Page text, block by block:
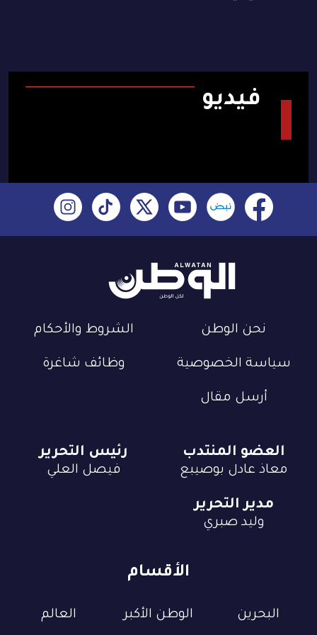
فيديو
نحن الوطن الشروط والأحكام
سياسة الخصوصية وظائف شاغرة
أرسل مقال
الأقسام
البحرين الوطن الأكبر العالم
العضو المنتدب
معاذ عادل بوصيبع
رئيس التحرير
فيصل العلي
مدير التحرير
وليد صبري